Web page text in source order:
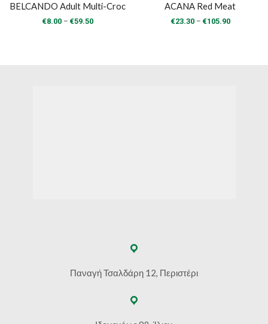
BELCANDO Adult Multi-Croc
€8.00 – €59.50Price
ACANA Red Meat
€23.30 – €105.90Price
Παναγή Τσαλδάρη 12, Περιστέρι